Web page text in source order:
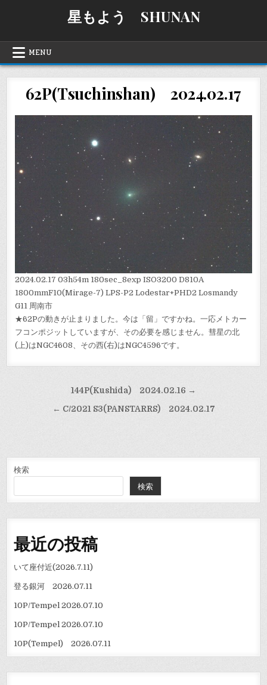
星もよう SHUNAN
MENU
62P(Tsuchinshan) 2024.02.17
2024.02.17 03h54m 180sec_8exp ISO3200 D810A
1800mmF10(Mirage-7) LPS-P2 Lodestar+PHD2 Losmandy
G11 周南市
★62Pの動きが止まりました。今は「留」ですかね。一応メトカー
フコンポジットしていますが、その必要を感じません。彗星の北
(上)はNGC4608、その西(右)はNGC4596です。
ゲ
ー
シ
ョ
ン
144P(Kushida) 2024.02.16 →
← C/2021 S3(PANSTARRS) 2024.02.17
検索
検索
最近の投稿
いて座付近(2026.7.11)
登る銀河 2026.07.11
10P/Tempel 2026.07.10
10P/Tempel 2026.07.10
10P(Tempel) 2026.07.11